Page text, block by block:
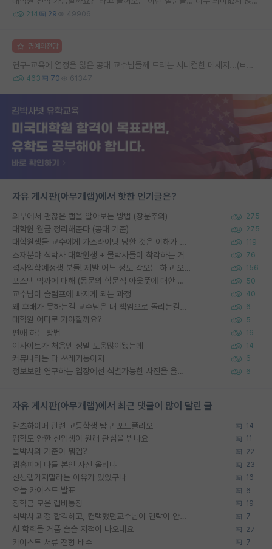
214 29 49906
명예의전당
연구-교육에 열정을 잃은 공대 교수님들께 드리는 시니컬한 메세지...(ㅂㄷㅂㄷ)
463 70 61347
자유 게시판(아무개랩)에서 핫한 인기글은?
외부에서 괜찮은 랩을 알아보는 방법 (장문주의) 275
대학원 월급 정리해준다 (공대 기준) 275
대학원생들 교수에게 가스라이팅 당한 것은 이해가 갑니다. 안타깝네요. 119
소재분야 석박사 대학원생 + 물박사들이 착각하는 거 76
석사입학예정생 분들! 제발 어느 정도 각오는 하고 오세요. 156
포스텍 억까에 대해 (동문의 학문적 아웃풋에 대한 반박) 50
교수님이 슬럼프에 빠지게 되는 과정 40
왜 후배가 못하는걸 교수님은 내 책임으로 돌리는걸까요? 6
대학원 어디로 가야할까요? 5
편애 하는 방법 16
이사이트가 처음엔 정말 도움많이됐는데 14
커뮤니티는 다 쓰레기통이지 6
정보보안 연구하는 입장에선 식별가능한 사진을 올리는건 비추이긴함 6
자유 게시판(아무개랩)에서 최근 댓글이 많이 달린 글
알츠하이머 관련 고등학생 탐구 포트폴리오 14
입학도 안한 신입생이 원래 관심을 받나요 11
물박사의 기준이 뭐임? 22
랩홈피에 다들 본인 사진 올리냐 23
신생랩가지말라는 이유가 있었구나 16
오늘 카이스트 발표 6
장학금 모은 랩비통장 19
석박사 과정 합격하고, 컨택했던교수님이 연락이 안됩니다... 7
AI 학회들 거품 슬슬 지적이 나오네요 27
카이스트 서류 전형 배수 7